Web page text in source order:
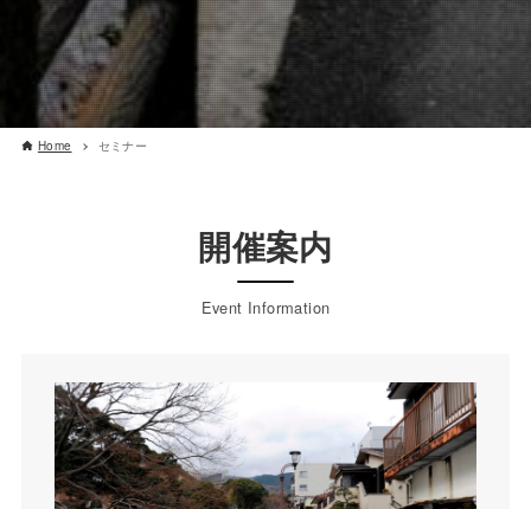
Home セミナー
開催案内
Event Information